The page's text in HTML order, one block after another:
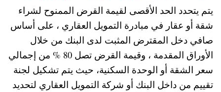
يتم يتحدد الحد الأقصى لقيمة القرض الممنوح لشراء
شقة أو عقار في مبادرة التمويل العقاري ، على أساس
صافي دخل المقترض المثبت لدى البنك من خلال
الأوراق المقدمة ، وقيمة القرض تصل 80 % من إجمالي
سعر الشقة أو الوحدة السكنية، حيث يتم تشكيل لجنة
تقييم من داخل البنك أو شركة التمويل العقاري لتحديد